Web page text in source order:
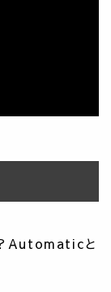
Automaticと